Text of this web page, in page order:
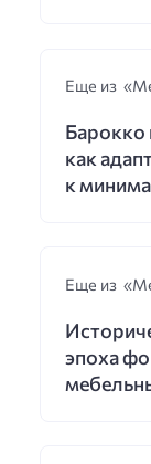
Еще из
Барокко
как
к
Еще из
эпоха